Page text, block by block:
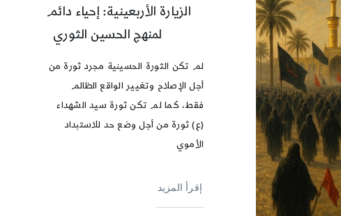
الزيارة الأربعينية: إحياء دائم
لمنهج الحسين الثوري
لم تكن الثورة الحسينية مجرد ثورة من
أجل الإصلاح وتغيير الواقع الظالم
فقط، كما لم تكن ثورة سيد الشهداء
(ع) ثورة من أجل وضع حد للاستبداد
الأموي
إقرأ المزيد